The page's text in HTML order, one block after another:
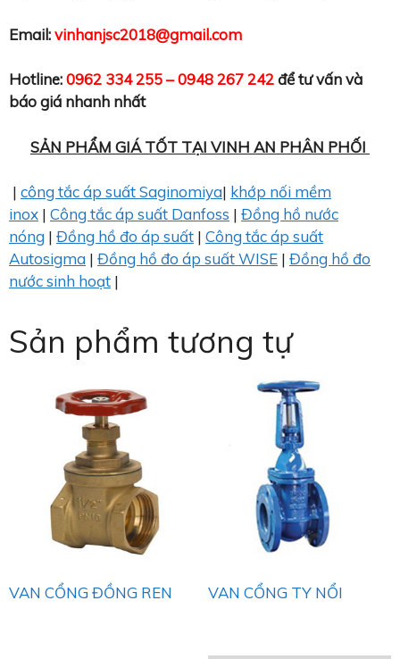
Email:vinhanjsc2018@gmail.com
Hotline:0962 334 255 – 0948 267 242để tư vấn và
báo giá nhanh nhất
SẢN PHẨM GIÁ TỐT TẠI VINH AN PHÂN PHỐI
| công tắc áp suất Saginomiya| khớp nối mềm
inox | Công tắc áp suất Danfoss | Đồng hồ nước
nóng | Đồng hồ đo áp suất | Công tắc áp suất
Autosigma | Đồng hồ đo áp suất WISE | Đồng hồ đo
nước sinh hoạt |
Sản phẩm tương tự
VAN CỔNG ĐỒNG REN VAN CỔNG TY NỔI